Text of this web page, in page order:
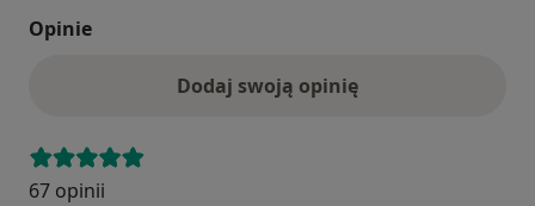
Opinie
Dodaj swoją opinię
67 opinii